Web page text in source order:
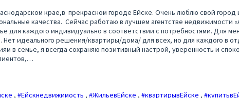
крае,в прекрасном городе Ейске. Очень люблю свой
качества. Сейчас работаю в лучшем агентстве недвижимости
для каждого индивидуально в соответствии с потребностями. Для
идеального решения/квартиры/дома/ для всех, но для каждого в
в семье, я всегда сохраняю позитивный настрой, уверенность и
, #Ейскнедвижимость , #ЖильевЕйске , #квартирывЕйске ,